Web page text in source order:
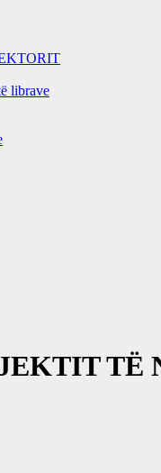
librave
TË